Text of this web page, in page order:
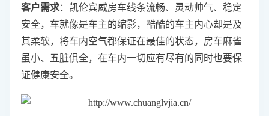
客户需求：凯伦宾威房车线条流畅、灵动帅气、稳定
安全，车就像是车主的缩影，酷酷的车主内心却是及
其柔软，将车内空气都保证在最佳的状态，房车麻雀
虽小、五脏俱全，在车内一切应有尽有的同时也要保
证健康安全。